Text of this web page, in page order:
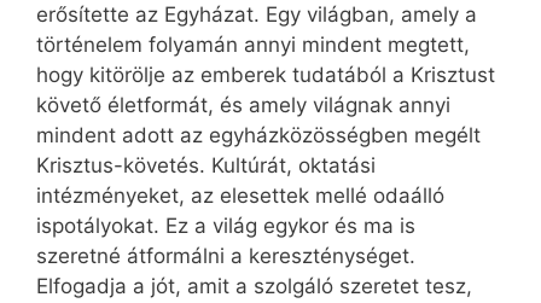
erősítette az Egyházat. Egy világban, amely a
történelem folyamán annyi mindent megtett,
hogy kitörölje az emberek tudatából a Krisztust
követő életformát, és amely világnak annyi
mindent adott az egyházközösségben megélt
Krisztus-követés. Kultúrát, oktatási
intézményeket, az elesettek mellé odaálló
ispotályokat. Ez a világ egykor és ma is
szeretné átformálni a kereszténységet.
Elfogadja a jót, amit a szolgáló szeretet tesz,